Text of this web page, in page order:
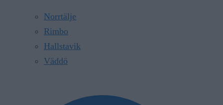
Norrtälje
Rimbo
Hallstavik
Väddö